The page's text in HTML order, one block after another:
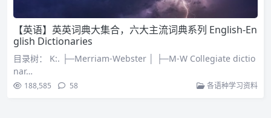
【英语】英英词典大集合，六大主流词典系列 English-En
glish Dictionaries
目录树： K:. ├─Merriam-Webster │ ├─M-W Collegiate dictio
nar…
188,585 58 各语种学习资料